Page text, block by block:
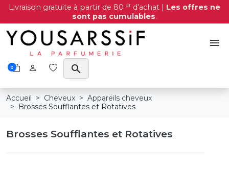
Livraison gratuite à partir de 80 dt d'achat | Les offres ne
sont pas cumulables.
menu
0 search
Accueil Cheveux
Appareils cheveux
Brosses Soufflantes et Rotatives
Brosses Soufflantes et Rotatives